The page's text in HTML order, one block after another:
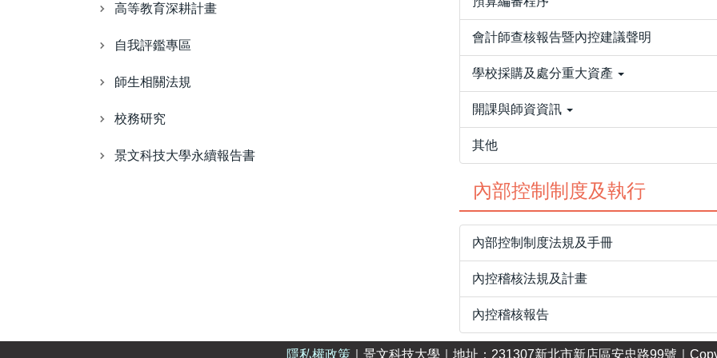
高等教育深耕計畫
自我評鑑專區
師生相關法規
校務研究
景文科技大學永續報告書
會計師查核報告暨內控建議聲明
學校採購及處分重大資產
開課與師資資訊
其他
內部控制制度及執行
內部控制制度法規及手冊
內控稽核法規及計畫
內控稽核報告
隱私權政策｜ 景文科技大學 地址：231307新北市新店區安忠路99號 ｜